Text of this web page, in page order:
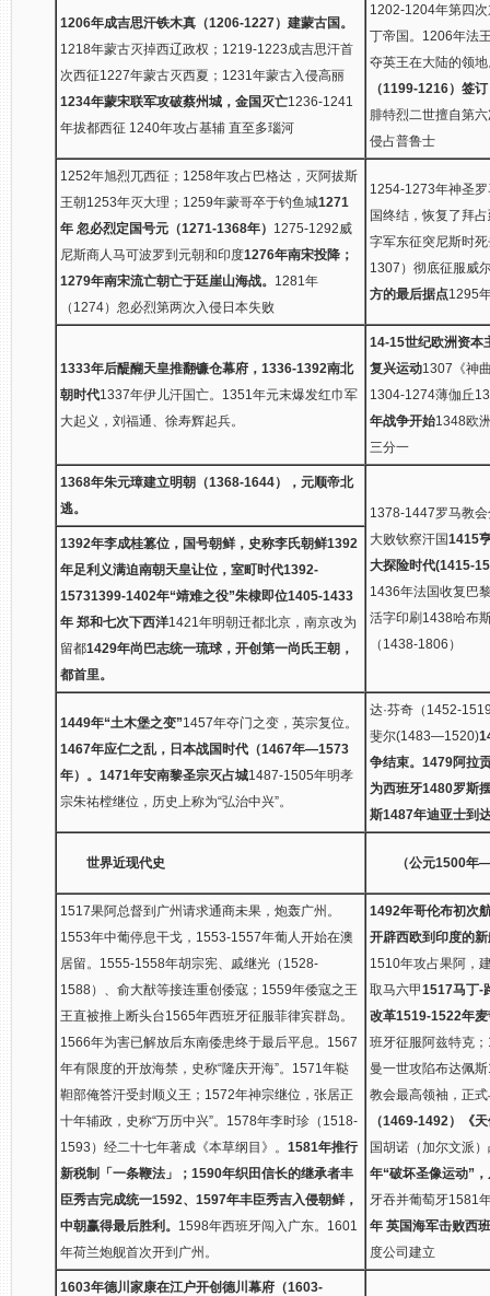
1206年成吉思汗铁木真（1206-1227）建蒙古国。
1218年蒙古灭掉西辽政权；1219-1223成吉思汗首
次西征1227年蒙古灭西夏；1231年蒙古入侵高丽
1234年蒙宋联军攻破蔡州城，金国灭亡1236-1241
年拔都西征 1240年攻占基辅 直至多瑙河
1202-1204年第四
丁帝国。1206年法
夺英王在大陆的领
（1199-1216）签
腓特烈二世擅自第
侵占普鲁士
1252年旭烈兀西征；1258年攻占巴格达，灭阿拔斯
王朝1253年灭大理；1259年蒙哥卒于钓鱼城1271
年 忽必烈定国号元（1271-1368年） 1275-1292威
尼斯商人马可波罗到元朝和印度1276年南宋投降；
1279年南宋流亡朝亡于廷崖山海战。 1281年
（1274）忽必烈第两次入侵日本失败
1254-1273年神圣
国终结，恢复了拜
字军东征突尼斯时
1307）彻底征服威
方的最后据点1295
1333年后醍醐天皇推翻镰仓幕府，1336-1392南北
朝时代1337年伊儿汗国亡。1351年元末爆发红巾军
大起义，刘福通、徐寿辉起兵。
14-15世纪欧洲资本
复兴运动1307《神
1304-1274薄伽丘
年战争开始1348欧
三分一
1368年朱元璋建立明朝（1368-1644），元顺帝北
逃。
1378-1447罗马教
大败钦察汗国1415
大探险时代(1415-
1436年法国收复巴
活字印刷1438哈布
（1438-1806）
1392年李成桂篡位，国号朝鲜，史称李氏朝鲜1392
年足利义满迫南朝天皇让位，室町时代1392-
15731399-1402年“靖难之役”朱棣即位1405-1433
年 郑和七次下西洋1421年明朝迁都北京，南京改为
留都1429年尚巴志统一琉球，开创第一尚氏王朝，
都首里。
1449年“土木堡之变”1457年夺门之变，英宗复位。
1467年应仁之乱，日本战国时代（1467年—1573
年）。 1471年安南黎圣宗灭占城1487-1505年明孝
宗朱祐樘继位，历史上称为“弘治中兴”。
达·芬奇（1452-
斐尔(1483—1520)
争结束。 1479阿拉
为西班牙1480罗斯
斯1487年迪亚士到
世界近现代史 （公元1500
1517果阿总督到广州请求通商未果，炮轰广州。
1553年中葡停息干戈，1553-1557年葡人开始在澳
居留。1555-1558年胡宗宪、戚继光（1528-
1588）、俞大猷等接连重创倭寇；1559年倭寇之王
王直被推上断头台1565年西班牙征服菲律宾群岛。
1566年为害已解放后东南倭患终于最后平息。1567
年有限度的开放海禁，史称“隆庆开海”。1571年鞑
靼部俺答汗受封顺义王；1572年神宗继位，张居正
十年辅政，史称“万历中兴”。1578年李时珍（1518-
1593）经二十七年著成《本草纲目》。 1581年推行
新税制「一条鞭法」； 1590年织田信长的继承者丰
臣秀吉完成统一1592、1597年丰臣秀吉入侵朝鲜，
中朝赢得最后胜利。 1598年西班牙闯入广东。1601
年荷兰炮舰首次开到广州。
1492年哥伦布初次
开辟西欧到印度的
1510年攻占果阿，
取马六甲1517马丁-
改革1519-1522年
班牙征服阿兹特克
曼一世攻陷布达佩
教会最高领袖，正
（1469-1492）《
国胡诺（加尔文派
年“破坏圣像运动”
牙吞并葡萄牙1581
年 英国海军击败西
度公司建立
1603年德川家康在江户开创德川幕府（1603-